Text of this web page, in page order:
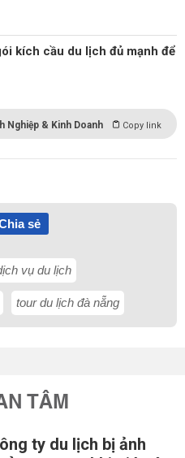
kích cầu du lịch đủ mạnh để
Nghiệp & Kinh Doanh Copy link
sẻ
vụ du lịch
tour du lịch đà nẵng
TÂM
ty du lịch bị ảnh